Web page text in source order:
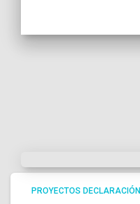
PROYECTOS DECLARACIÓN